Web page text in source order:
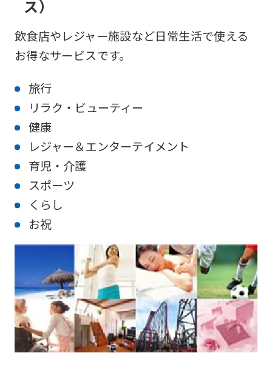
ス）
飲食店やレジャー施設など日常生活で使える
お得なサービスです。
旅行
リラク・ビューティー
健康
レジャー＆エンターテイメント
育児・介護
スポーツ
くらし
お祝